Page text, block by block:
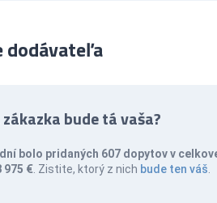
dodávateľa
bude tá vaša?
bolo pridaných 607 dopytov v
975 € . Zistite, ktorý z nich bude ten váš